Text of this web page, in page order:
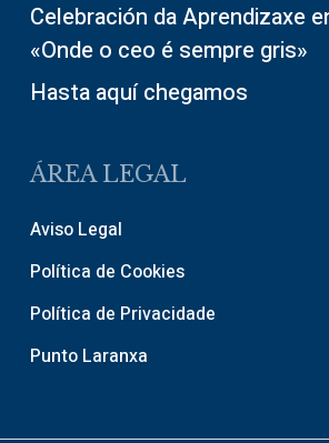
Celebración da Aprendizaxe
«Onde o ceo é sempre gris»
Hasta aquí chegamos
ÁREA LEGAL
Aviso Legal
Política de Cookies
Política de Privacidade
Punto Laranxa